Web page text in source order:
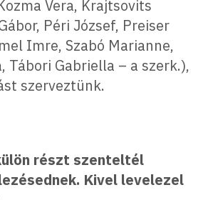
Vera, Krajtsovits
Péri József, Preiser
Imre, Szabó Marianne,
Tábori Gabriella – a szerk.),
szerveztünk.
részt szenteltél
Kivel levelezel